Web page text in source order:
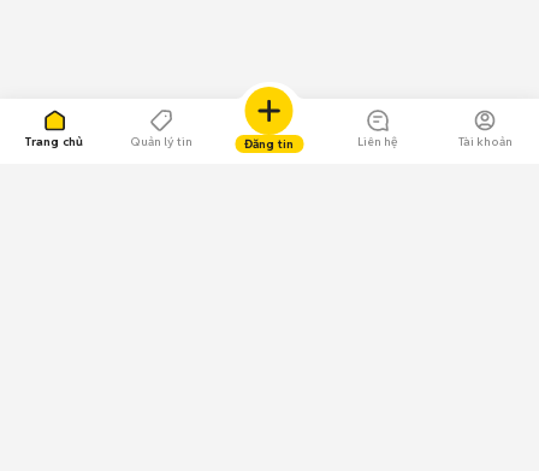
Trang chủ Quản lý tin Đăng tin Liên hệ Tài khoản